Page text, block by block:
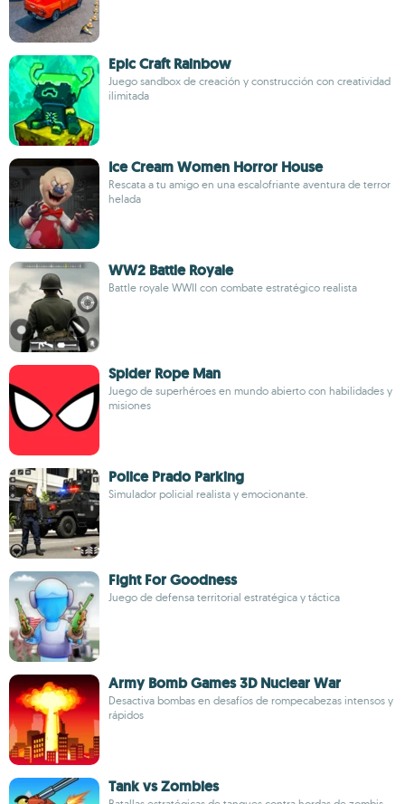
Epic Craft Rainbow
Juego sandbox de creación y construcción con creatividad
ilimitada
Ice Cream Women Horror House
Rescata a tu amigo en una escalofriante aventura de terror
helada
WW2 Battle Royale
Battle royale WWII con combate estratégico realista
Spider Rope Man
Juego de superhéroes en mundo abierto con habilidades y
misiones
Police Prado Parking
Simulador policial realista y emocionante.
Fight For Goodness
Juego de defensa territorial estratégica y táctica
Army Bomb Games 3D Nuclear War
Desactiva bombas en desafíos de rompecabezas intensos y
rápidos
Tank vs Zombies